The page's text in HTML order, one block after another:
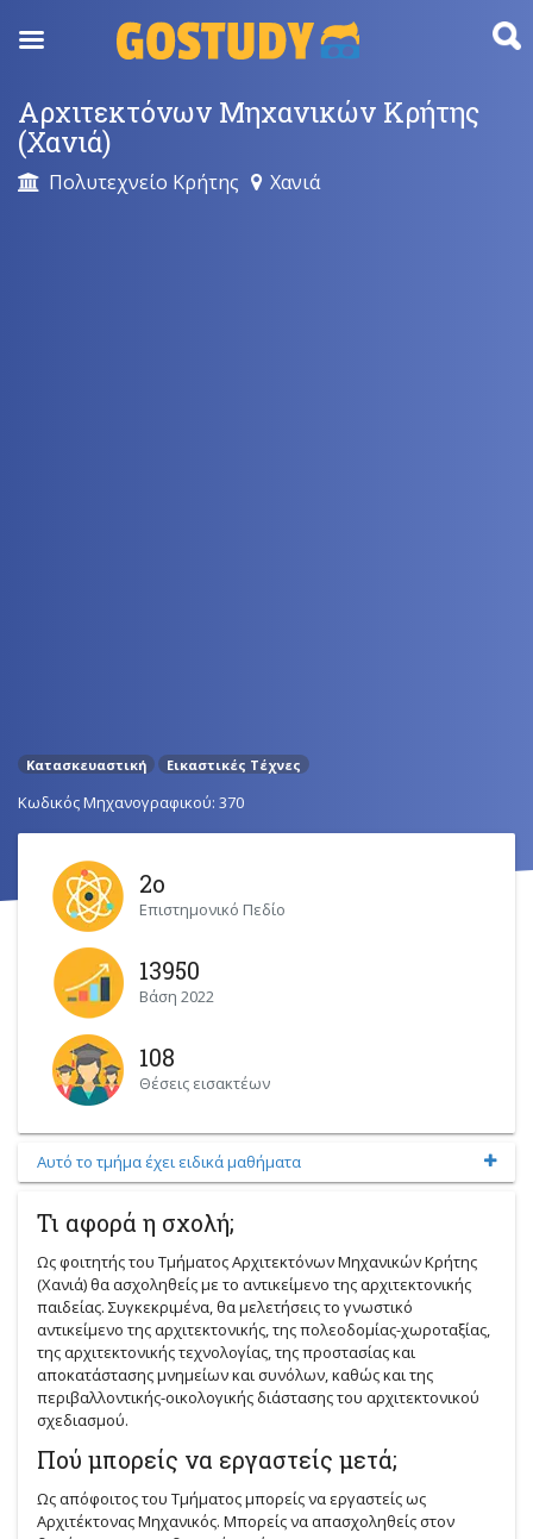
content
Αρχιτεκτόνων Μηχανικών Κρήτης
(Χανιά)
Πολυτεχνείο Κρήτης Χανιά
Κατασκευαστική Εικαστικές Τέχνες
Κωδικός Μηχανογραφικού: 370
2ο
Επιστημονικό Πεδίο
13950
Βάση 2022
108
Θέσεις εισακτέων
Αυτό το τμήμα έχει ειδικά μαθήματα
Τι αφορά η σχολή;
Ως φοιτητής του Τμήματος Αρχιτεκτόνων Μηχανικών Κρήτης
(Χανιά) θα ασχοληθείς με το αντικείμενο της αρχιτεκτονικής
παιδείας. Συγκεκριμένα, θα μελετήσεις το γνωστικό
αντικείμενο της αρχιτεκτονικής, της πολεοδομίας-χωροταξίας,
της αρχιτεκτονικής τεχνολογίας, της προστασίας και
αποκατάστασης μνημείων και συνόλων, καθώς και της
περιβαλλοντικής-οικολογικής διάστασης του αρχιτεκτονικού
σχεδιασμού.
Πού μπορείς να εργαστείς μετά;
Ως απόφοιτος του Τμήματος μπορείς να εργαστείς ως
Αρχιτέκτονας Μηχανικός. Μπορείς να απασχοληθείς στον